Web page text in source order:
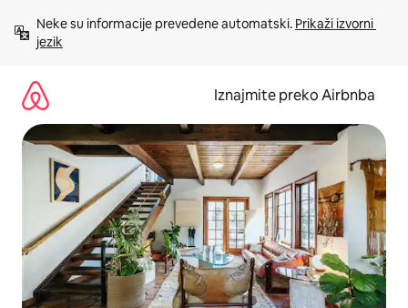
sadržaj
Neke su informacije prevedene automatski. Prikaži izvorni
jezik
Iznajmite preko Airbnba